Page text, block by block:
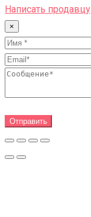
Написать продавцу
×
Отправить